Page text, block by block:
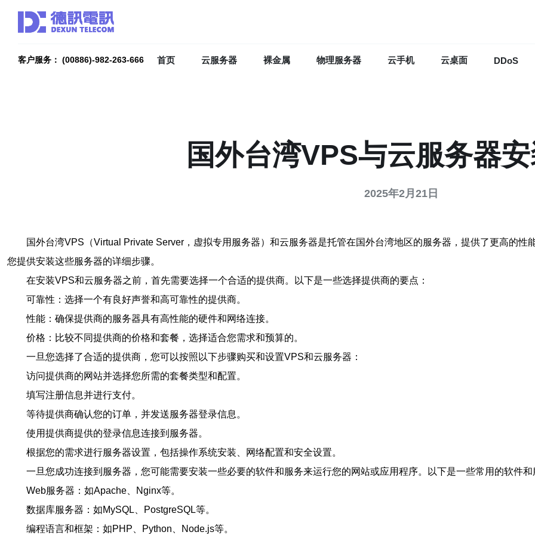
客户服务： (00886)-982-263-666 首页 云服务器 裸金属 物理服务器 云手机 云桌面 DDoS
国外台湾VPS与云服务器
2025年2月21日
国外台湾VPS（Virtual Private Server，虚拟专用服务器）和云服务器是托管在国外台湾地区的服务器，提供了更高的
您提供安装这些服务器的详细步骤。
在安装VPS和云服务器之前，首先需要选择一个合适的提供商。以下是一些选择提供商的要点：
可靠性：选择一个有良好声誉和高可靠性的提供商。
性能：确保提供商的服务器具有高性能的硬件和网络连接。
价格：比较不同提供商的价格和套餐，选择适合您需求和预算的。
一旦您选择了合适的提供商，您可以按照以下步骤购买和设置VPS和云服务器：
访问提供商的网站并选择您所需的套餐类型和配置。
填写注册信息并进行支付。
等待提供商确认您的订单，并发送服务器登录信息。
使用提供商提供的登录信息连接到服务器。
根据您的需求进行服务器设置，包括操作系统安装、网络配置和安全设置。
一旦您成功连接到服务器，您可能需要安装一些必要的软件和服务来运行您的网站或应用程序。以下是一些常用的软件和
Web服务器：如Apache、Nginx等。
数据库服务器：如MySQL、PostgreSQL等。
编程语言和框架：如PHP、Python、Node.js等。